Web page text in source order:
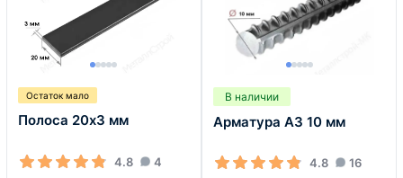
Остаток мало
Полоса 20х3 мм
4.8 4
В наличии
Арматура А3 10 мм
4.8 16